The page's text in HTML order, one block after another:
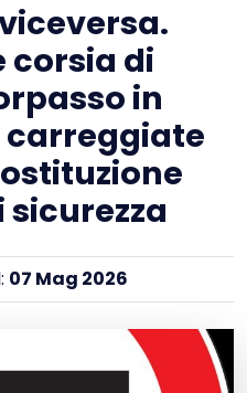
corsia di
in
07 Mag 2026